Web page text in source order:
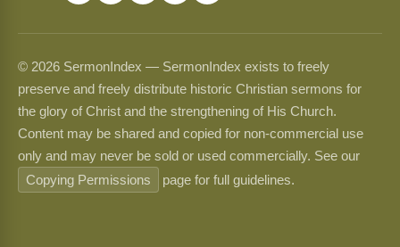
© 2026 SermonIndex — SermonIndex exists to freely
preserve and freely distribute historic Christian sermons for
the glory of Christ and the strengthening of His Church.
Content may be shared and copied for non-commercial use
only and may never be sold or used commercially. See our
Copying Permissions
page for full guidelines.